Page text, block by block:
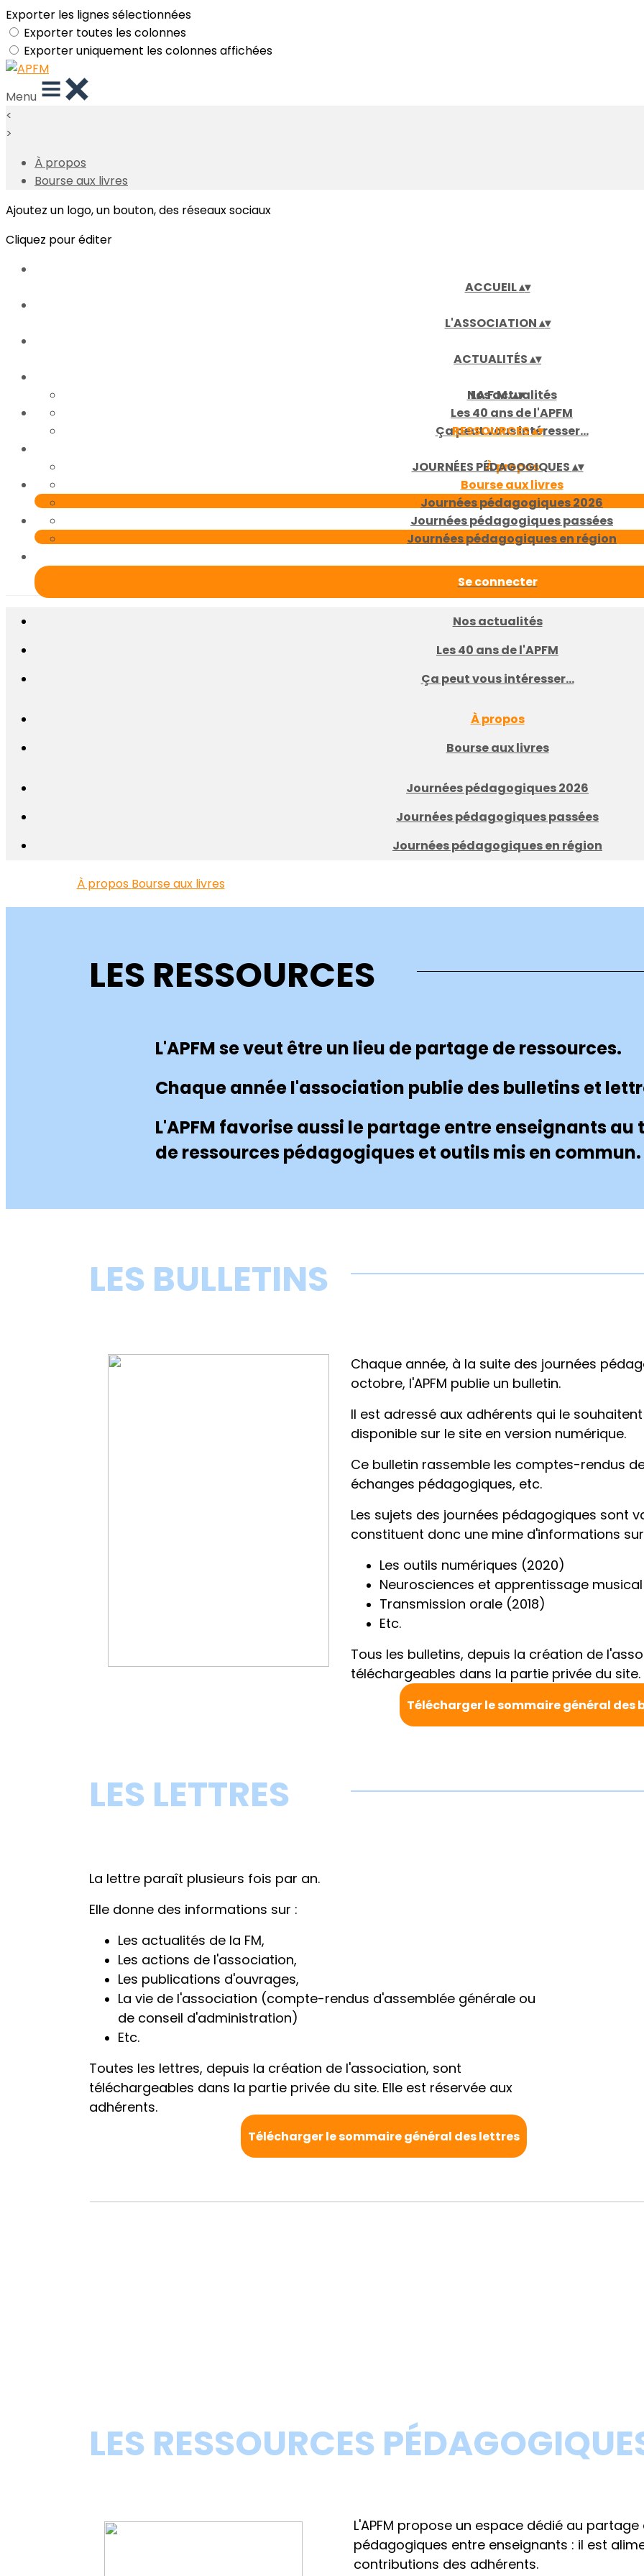
Exporter les lignes sélectionnées
Exporter toutes les colonnes
Exporter uniquement les colonnes affichées
Menu
<
>
À propos
Bourse aux livres
Ajoutez un logo, un bouton, des réseaux sociaux
Cliquez pour éditer
ACCUEIL▴▾
L'ASSOCIATION▴▾
ACTUALITÉS▴▾
Nos actualités
Les 40 ans de l'APFM
Ça peut vous intéresser...
LA F.M.▴▾
RESSOURCES▴▾
À propos
Bourse aux livres
JOURNÉES PÉDAGOGIQUES▴▾
Journées pédagogiques 2026
Journées pédagogiques passées
Journées pédagogiques en région
Se connecter
Nos actualités
Les 40 ans de l'APFM
Ça peut vous intéresser...
À propos
Bourse aux livres
Journées pédagogiques 2026
Journées pédagogiques passées
Journées pédagogiques en région
À propos Bourse aux livres
LES RESSOURCES
L'APFM se veut être un lieu de partage de ressources.
Chaque année l'association publie des bulletins et
L'APFM favorise aussi le partage entre enseignants au
de ressources pédagogiques et outils mis en commun.
LES BULLETINS
Chaque année, à la suite des journées
octobre, l'APFM publie un bulletin.
Il est adressé aux adhérents qui le
disponible sur le site en version numérique.
Ce bulletin rassemble les comptes-rendus
échanges pédagogiques, etc.
Les sujets des journées pédagogiques sont
constituent donc une mine d'informations
Les outils numériques (2020)
Neurosciences et apprentissage musical
Transmission orale (2018)
Etc.
Tous les bulletins, depuis la création de
téléchargeables dans la partie privée du site.
aux adhérents.
Télécharger le sommaire général des
LES LETTRES
La lettre paraît plusieurs fois par an.
Elle donne des informations sur :
Les actualités de la FM,
Les actions de l'association,
Les publications d'ouvrages,
La vie de l'association (compte-rendus d'assemblée générale ou
de conseil d'administration)
Etc.
Toutes les lettres, depuis la création de l'association, sont
téléchargeables dans la partie privée du site. Elle est réservée aux
adhérents.
Télécharger le sommaire général des lettres
LES RESSOURCES
L'APFM propose un espace dédié au
pédagogiques entre enseignants : il est
contributions des adhérents.